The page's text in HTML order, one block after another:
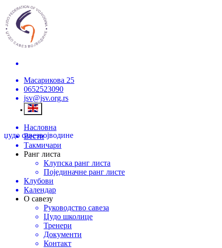
Масарикова 25
0652523090
jsv@jsv.org.rs
џудо савезвојводине
Насловна
Вести
Такмичари
Ранг листа
Клупска ранг листа
Појединачне ранг листе
Клубови
Календар
О савезу
Руководство савеза
Џудо школице
Тренери
Документи
Контакт